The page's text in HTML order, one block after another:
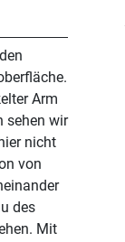
Arm
sehen wir
nicht
von
des
Mit